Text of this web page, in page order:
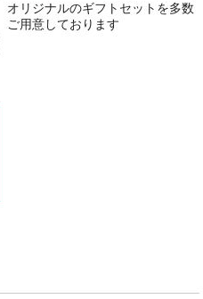
オリジナルのギフトセットを多数
ご用意しております